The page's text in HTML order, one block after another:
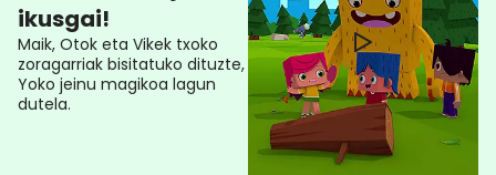
ikusgai!
Maik, Otok eta Vikek txoko
zoragarriak bisitatuko dituzte,
Yoko jeinu magikoa lagun
dutela.